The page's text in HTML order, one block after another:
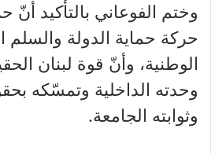
وختم الفوعاني بالتأكيد
حركة حماية الدولة والسلم
الوطنية، وأنّ قوة لبنان
وحدته الداخلية وتمسّكه
وثوابته الجامعة.